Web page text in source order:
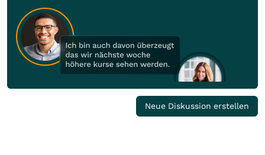
Neue Diskussion erstellen